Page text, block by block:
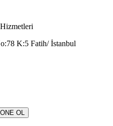
K:5 Fatih/ İstanbul